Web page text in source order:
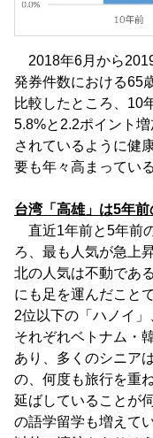
2018年6月から
発券件数における65
比較したところ、10
5.8%と2.2ポイント
されているように健
要も年々高まってい
台湾「高雄」は5年前
直近1年前と5年前
ろ、最も人気が急上
北の人気は不動であ
にも足を運んだこと
2位以下の「ハノイ
それぞれベトナム・
あり、多くのシニア
の、何度も旅行を重
延ばしていることが
の語学留学も増えて